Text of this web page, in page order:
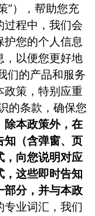
”），帮助您充
过程中，我们会
护您的个人信息
，以便您更好地
们的产品和服务
政策，特别应重
的条款，确保您
除本政策外，在
知（含弹窗、页
，向您说明对应
，这些即时告知
部分，并与本政
专业词汇，我们